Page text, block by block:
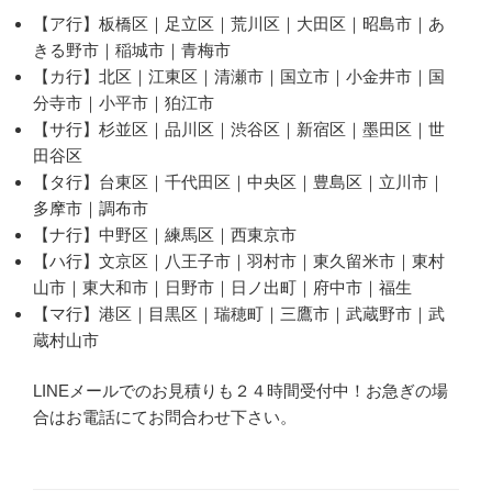
【ア行】板橋区｜足立区｜荒川区｜大田区｜昭島市｜あ
きる野市｜稲城市｜青梅市
【カ行】北区｜江東区｜清瀬市｜国立市｜小金井市｜国
分寺市｜小平市｜狛江市
【サ行】杉並区｜品川区｜渋谷区｜新宿区｜墨田区｜世
田谷区
【タ行】台東区｜千代田区｜中央区｜豊島区｜立川市｜
多摩市｜調布市
【ナ行】中野区｜練馬区｜西東京市
【ハ行】文京区｜八王子市｜羽村市｜東久留米市｜東村
山市｜東大和市｜日野市｜日ノ出町｜府中市｜福生
【マ行】港区｜目黒区｜瑞穂町｜三鷹市｜武蔵野市｜武
蔵村山市
LINEメールでのお見積りも２４時間受付中！お急ぎの場
合はお電話にてお問合わせ下さい。